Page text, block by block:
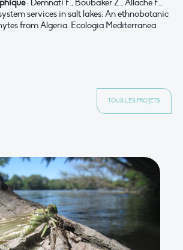
: Demnati F., Boubaker Z., Allache F.,
services in salt lakes: An ethnobotanic
from Algeria. Ecologia Mediterranea
TOUS LES PROJETS